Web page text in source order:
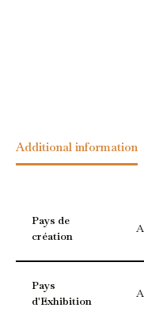
Additional information
Pays de
création
Pays
d'Exhibition